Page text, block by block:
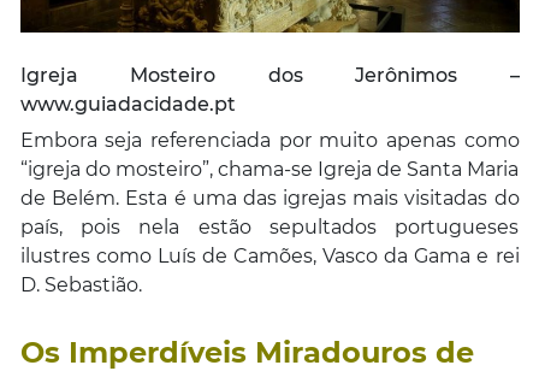
Igreja Mosteiro dos Jerônimos –
www.guiadacidade.pt
Embora seja referenciada por muito apenas como
“igreja do mosteiro”, chama-se Igreja de Santa Maria
de Belém. Esta é uma das igrejas mais visitadas do
país, pois nela estão sepultados portugueses
ilustres como Luís de Camões, Vasco da Gama e rei
D. Sebastião.
Os Imperdíveis Miradouros de